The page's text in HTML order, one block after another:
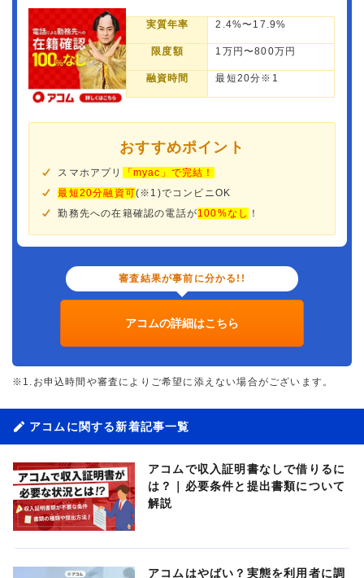
実質年率 2.4%〜17.9%
限度額 1万円〜800万円
融資時間 最短20分※1
おすすめポイント
スマホアプリ
「myac」で完結！
最短20分融資可(※1)でコンビニOK
勤務先への在籍確認の電話が100%なし ！
審査結果が事前に分かる!!
アコムの詳細はこちら
※1.お申込時間や審査によりご希望に添えない場合がございます。
アコムに関する新着記事一覧
アコムで収入証明書なしで借りるに
は？｜必要条件と提出書類について
解説
アコムはやばい？実態を利用者に調